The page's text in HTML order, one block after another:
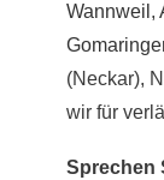
Wannweil ,
(Neckar),
wir für
Sprechen